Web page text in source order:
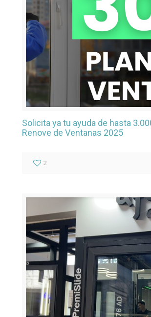
Solicita ya tu ayuda de hasta
Renove de Ventanas 2025
2